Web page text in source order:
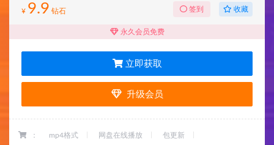
¥ 9.9 钻石 签到 收藏
永久会员免费
立即获取
升级会员
： mp4格式 网盘在线播放 包更新